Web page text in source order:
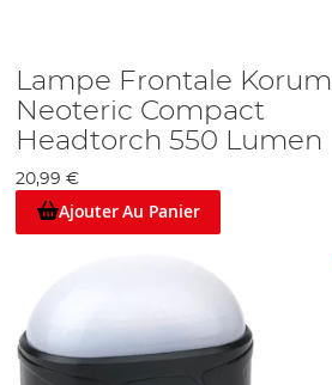
Lampe Frontale Korum
Neoteric Compact
Headtorch 550 Lumen
20,99 €
Ajouter Au Panier